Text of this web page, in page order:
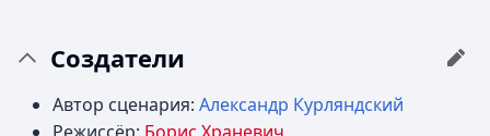
Создатели
Автор сценария: Александр Курляндский